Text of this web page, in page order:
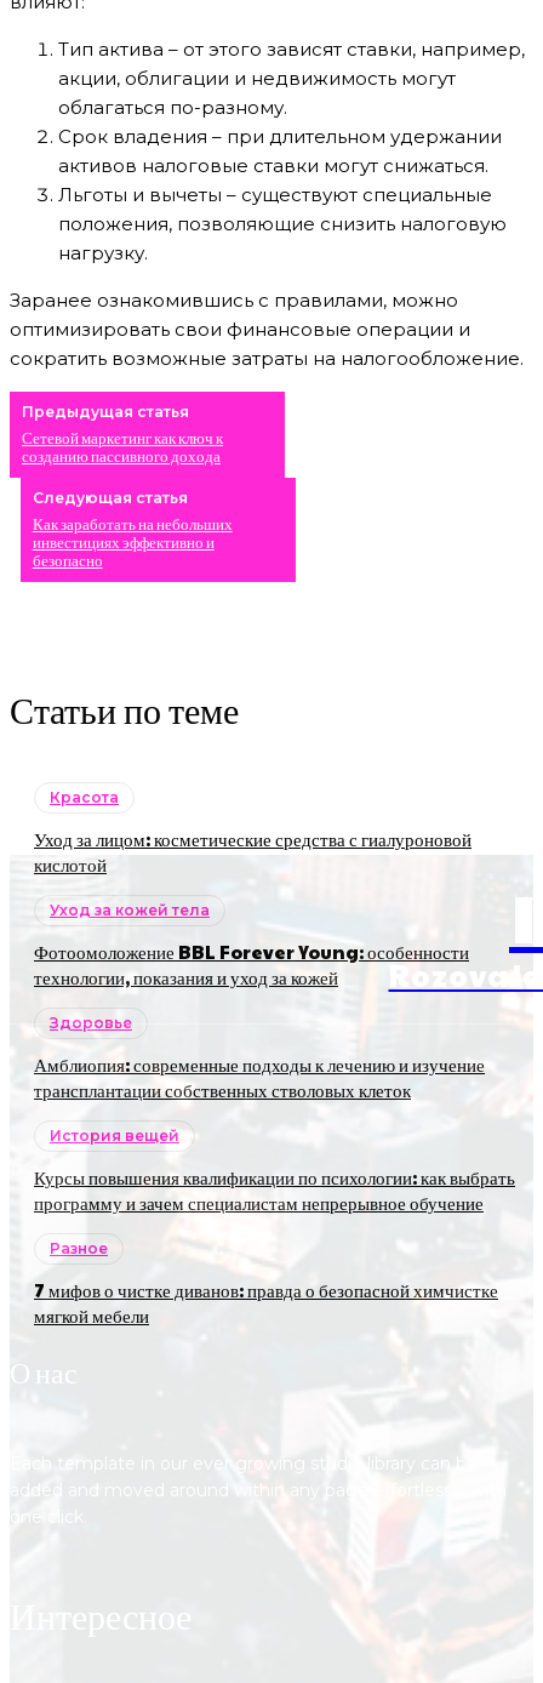
Тип актива – от этого зависят ставки, например,
акции, облигации и недвижимость могут
облагаться по-разному.
Срок владения – при длительном удержании
активов налоговые ставки могут снижаться.
Льготы и вычеты – существуют специальные
положения, позволяющие снизить налоговую
нагрузку.
Заранее ознакомившись с правилами, можно
оптимизировать свои финансовые операции и
сократить возможные затраты на налогообложение.
Предыдущая статья
Сетевой маркетинг как ключ к
созданию пассивного дохода
Следующая статья
Как заработать на небольших
инвестициях эффективно и
безопасно
Статьи по теме
Красота
Уход за лицом: косметические средства с гиалуроновой
кислотой
Уход за кожей тела
Фотоомоложение BBL Forever Young: особенности
технологии, показания и уход за кожей
Здоровье
Амблиопия: современные подходы к лечению и изучение
трансплантации собственных стволовых клеток
История вещей
Курсы повышения квалификации по психологии: как выбрать
программу и зачем специалистам непрерывное обучение
Разное
7 мифов о чистке диванов: правда о безопасной химчистке
мягкой мебели
О нас
Each template in our ever growing studio library can be
added and moved around within any page effortlessly with
Интересное